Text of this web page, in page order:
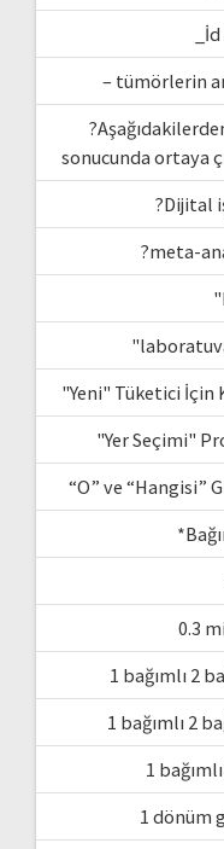
– tümörlerin
sonucunda ortaya
?Dijital
?meta-
"Yeni" Tüketici
"Yer Seçimi"
“O” ve “Hangisi”
0.3
1 bağımlı 2
1 bağımlı 2
1
1 dönüm